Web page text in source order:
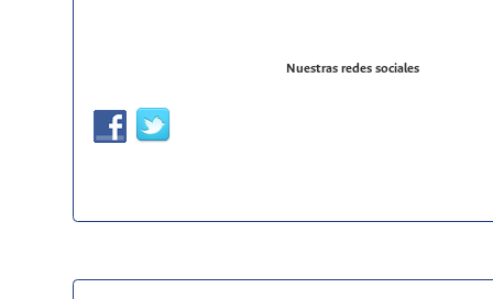
Nuestras redes sociales